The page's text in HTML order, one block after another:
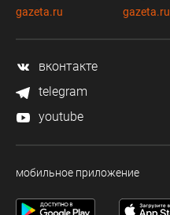
gazeta.ru
gazeta.ru
вконтакте
telegram
youtube
мобильное приложение